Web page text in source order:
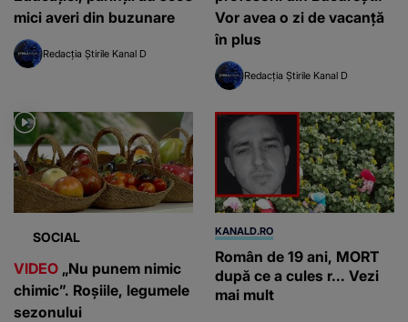
mici averi din buzunare
Redacția Știrile Kanal D
Vor avea o zi de vacanță
în plus
Redacția Știrile Kanal D
SOCIAL
VIDEO „Nu punem nimic
chimic”. Roșiile, legumele
sezonului
KANALD.RO
Român de 19 ani, MORT
după ce a cules r... Vezi
mai mult